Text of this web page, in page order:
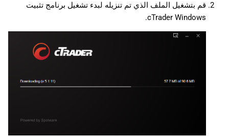
日本語
Deutsch
Polski
Türkçe
قم بتشغيل الملف الذي تم تنزيله لبدء تشغيل برنامج تثبيت
cTrader Windows.